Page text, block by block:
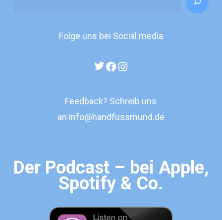
Folge uns bei Social media
Twitter
Facebook
Feedback? Schreib uns
an info@handfussmund.de
Der Podcast – bei Apple,
Spotify & Co.